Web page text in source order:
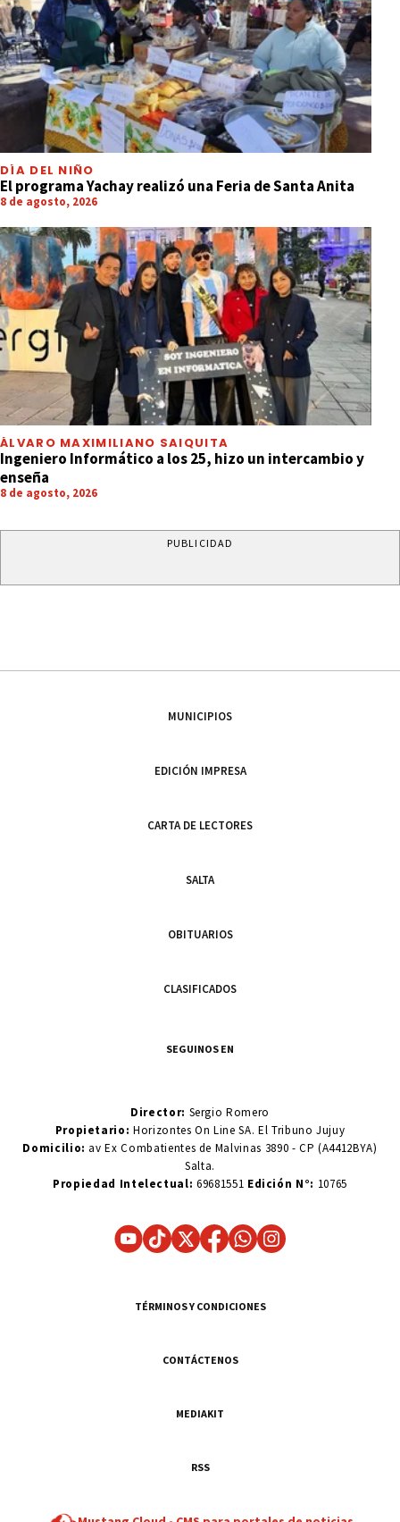
DÍA DEL NIÑO
El programa Yachay realizó una Feria de Santa Anita
8 de agosto, 2026
ÁLVARO MAXIMILIANO SAIQUITA
Ingeniero Informático a los 25, hizo un intercambio y
enseña
8 de agosto, 2026
PUBLICIDAD
MUNICIPIOS
EDICIÓN IMPRESA
CARTA DE LECTORES
SALTA
OBITUARIOS
CLASIFICADOS
SEGUINOS EN
Director: Sergio Romero
Propietario:Horizontes On Line SA. El Tribuno Jujuy
Domicilio: av Ex Combatientes de Malvinas 3890 - CP (A4412BYA)
Salta.
Propiedad Intelectual: 69681551 Edición N°: 10765
TÉRMINOS Y CONDICIONES
CONTÁCTENOS
MEDIAKIT
RSS